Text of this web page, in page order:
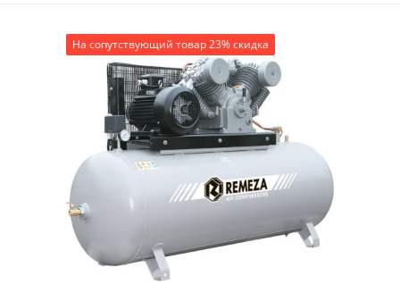
На сопутствующий товар 23% скидка